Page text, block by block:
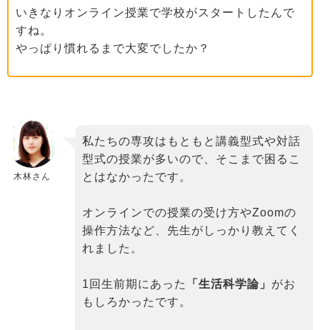
いきなりオンライン授業で学校がスタートしたんで
すね。
やっぱり慣れるまで大変でしたか？
木林さん
私たちの専攻はもともと講義型式や対話
型式の授業が多いので、そこまで困るこ
とはなかったです。
オンラインでの授業の受け方やZoomの
操作方法など、先生がしっかり教えてく
れました。
1回生前期にあった 「生活科学論」 がお
もしろかったです。